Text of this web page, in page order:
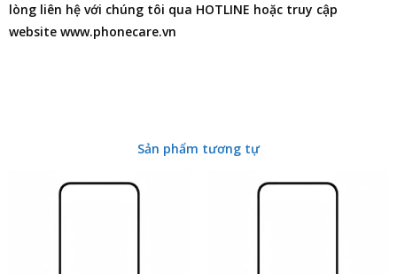
lòng liên hệ với chúng tôi qua HOTLINE hoặc truy cập
website www.phonecare.vn
Sản phẩm tương tự